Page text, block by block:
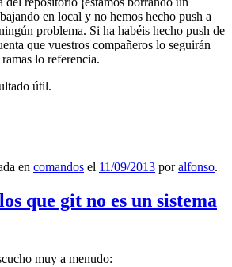
en local y no hemos hecho push a
problema. Si ha habéis hecho push de
que vuestros compañeros lo seguirán
lo referencia.
útil.
en comandos el 11/09/2013 poralfonso.
que git no es un sistema
muy a menudo: